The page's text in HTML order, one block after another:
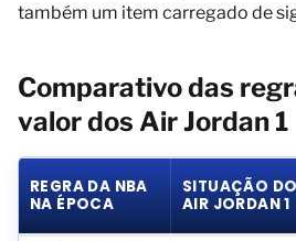
também um item carregado de
Comparativo das
valor dos Air Jordan 1
REGRA DA NBA
NA ÉPOCA
SITUAÇÃO DO
AIR JORDAN 1